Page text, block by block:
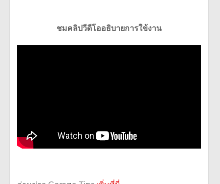
ชมคลิปวีดีโออธิบายการใข้งาน